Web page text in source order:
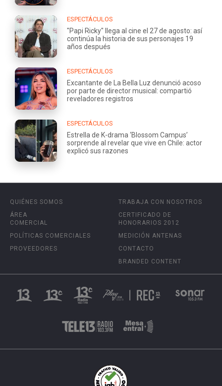
ESPECTÁCULOS
"Papi Ricky" llega al cine el 27 de agosto: así
continúa la historia de sus personajes 19
años después
ESPECTÁCULOS
Excantante de La Bella Luz denunció acoso
por parte de director musical: compartió
reveladores registros
ESPECTÁCULOS
Estrella de K-drama ‘Blossom Campus’
sorprende al revelar que vive en Chile: actor
explicó sus razones
QUIÉNES SOMOS
ÁREA
COMERCIAL
POLÍTICAS COMERCIALES
PROVEEDORES
TRABAJA CON NOSOTROS
CERTIFICADO DE
HONORARIOS 2012
MEDICIÓN ANTENAS
CONTACTO
BRANDED CONTENT